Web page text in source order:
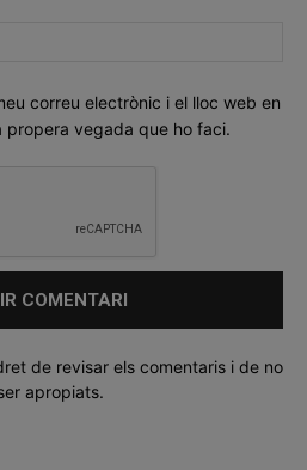
correu electrònic i el lloc web en
vegada que ho faci.
de revisar els comentaris i de no
apropiats.